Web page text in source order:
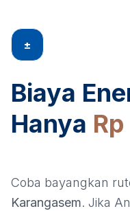
±
Biaya
Hanya
Coba bayangkan
Karangasem. Jika